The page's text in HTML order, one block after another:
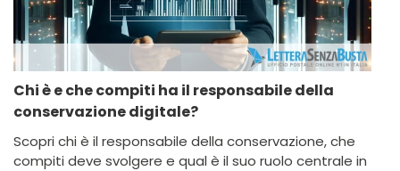
Chi è e che compiti ha il responsabile della
conservazione digitale?
Scopri chi è il responsabile della conservazione, che
compiti deve svolgere e qual è il suo ruolo centrale in